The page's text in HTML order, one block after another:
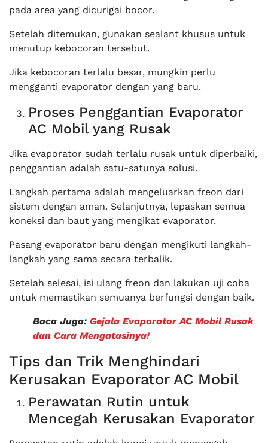
pada area yang dicurigai bocor.
Setelah ditemukan, gunakan sealant khusus untuk
menutup kebocoran tersebut.
Jika kebocoran terlalu besar, mungkin perlu
mengganti evaporator dengan yang baru.
Proses Penggantian Evaporator
AC Mobil yang Rusak
Jika evaporator sudah terlalu rusak untuk diperbaiki,
penggantian adalah satu-satunya solusi.
Langkah pertama adalah mengeluarkan freon dari
sistem dengan aman. Selanjutnya, lepaskan semua
koneksi dan baut yang mengikat evaporator.
Pasang evaporator baru dengan mengikuti langkah-
langkah yang sama secara terbalik.
Setelah selesai, isi ulang freon dan lakukan uji coba
untuk memastikan semuanya berfungsi dengan baik.
Baca Juga: Gejala Evaporator AC Mobil Rusak
dan Cara Mengatasinya!
Tips dan Trik Menghindari
Kerusakan Evaporator AC Mobil
Perawatan Rutin untuk
Mencegah Kerusakan Evaporator